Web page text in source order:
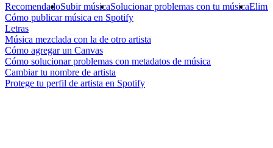
RecomendadoSubir músicaSolucionar problemas con tu música
Cómo publicar música en Spotify
Letras
Música mezclada con la de otro artista
Cómo agregar un Canvas
Cómo solucionar problemas con metadatos de música
Cambiar tu nombre de artista
Protege tu perfil de artista en Spotify